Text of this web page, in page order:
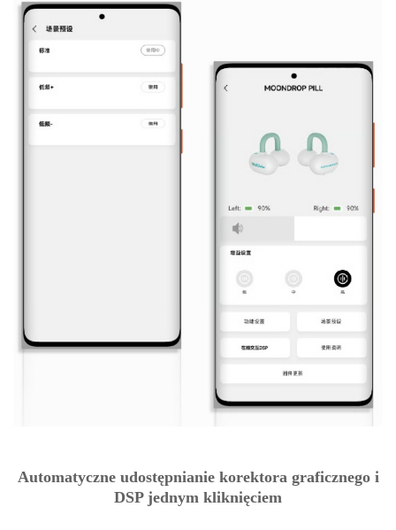
Automatyczne udostępnianie korektora graficznego i
DSP jednym kliknięciem